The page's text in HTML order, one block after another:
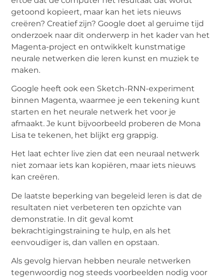
getoond kopieert, maar kan het iets nieuws
creëren? Creatief zijn? Google doet al geruime tijd
onderzoek naar dit onderwerp in het kader van het
Magenta-project en ontwikkelt kunstmatige
neurale netwerken die leren kunst en muziek te
maken.
Google heeft ook een Sketch-RNN-experiment
binnen Magenta, waarmee je een tekening kunt
starten en het neurale netwerk het voor je
afmaakt. Je kunt bijvoorbeeld proberen de Mona
Lisa te tekenen, het blijkt erg grappig.
Het laat echter live zien dat een neuraal netwerk
niet zomaar iets kan kopiëren, maar iets nieuws
kan creëren.
De laatste beperking van begeleid leren is dat de
resultaten niet verbeteren ten opzichte van
demonstratie. In dit geval komt
bekrachtigingstraining te hulp, en als het
eenvoudiger is, dan vallen en opstaan.
Als gevolg hiervan hebben neurale netwerken
tegenwoordig nog steeds voorbeelden nodig voor